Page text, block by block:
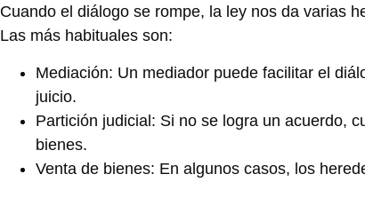
Cuando el diálogo se rompe, la ley nos da varias
Las más habituales son:
Mediación: Un mediador puede facilitar el
juicio.
Partición judicial: Si no se logra un acuerdo,
bienes.
Venta de bienes: En algunos casos, los